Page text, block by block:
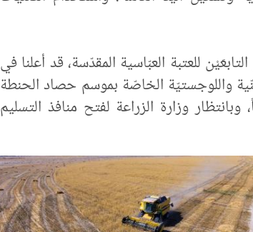
للعتبة العبّاسية المقدّسة، قد أعلنا في
واللوجستيّة الخاصّة بموسم حصاد الحنطة
وبمساحةٍ بلغت (1240) دونماً، وبانتظار وزارة الزراعة لفتح منافذ التسليم